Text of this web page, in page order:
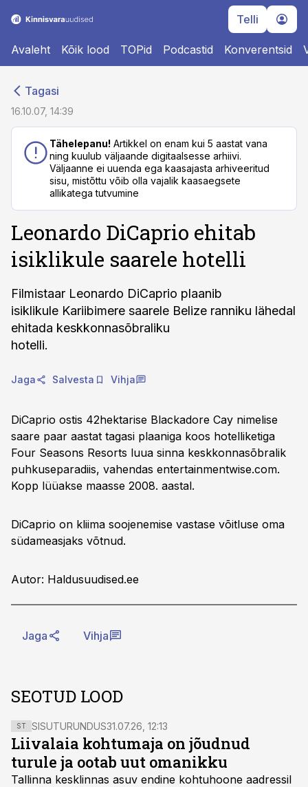
Telli
Avaleht Kõik lood TOPid Podcastid Konverentsid
Tagasi
16.10.07, 14:39
Tähelepanu! Artikkel on enam kui 5 aastat vana
ning kuulub väljaande digitaalsesse arhiivi.
Väljaanne ei uuenda ega kaasajasta arhiveeritud
sisu, mistõttu võib olla vajalik kaasaegsete
allikatega tutvumine
Leonardo DiCaprio ehitab
isiklikule saarele hotelli
Filmistaar Leonardo DiCaprio plaanib
isiklikule Kariibimere saarele Belize ranniku lähedal
ehitada keskkonnasõbraliku
hotelli.
Jaga Salvesta Vihja
DiCaprio ostis 42hektarise Blackadore Cay nimelise
saare paar aastat tagasi plaaniga koos hotelliketiga
Four Seasons Resorts luua sinna keskkonnasõbralik
puhkuseparadiis, vahendas entertainmentwise.com.
Kopp lüüakse maasse 2008. aastal.
DiCaprio on kliima soojenemise vastase võitluse oma
südameasjaks võtnud.
Autor: Haldusuudised.ee
Jaga Vihja
SEOTUD LOOD
ST SISUTURUNDUS31.07.26, 12:13
Liivalaia kohtumaja on jõudnud
turule ja ootab uut omanikku
Tallinna kesklinnas asuv endine kohtuhoone aadressil